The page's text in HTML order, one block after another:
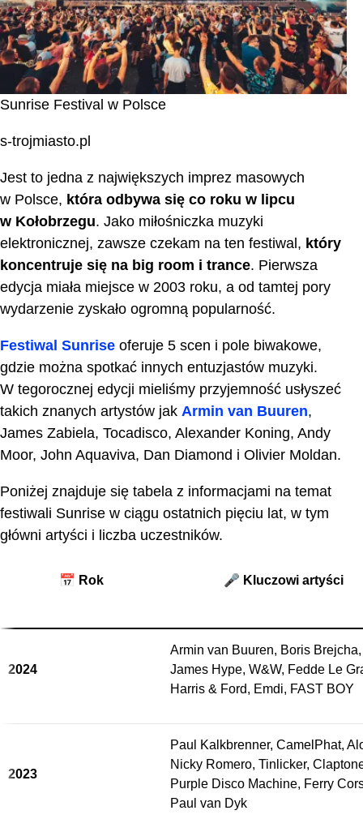
Sunrise Festival w Polsce
s-trojmiasto.pl
Jest to jedna z największych imprez masowych
w Polsce, która odbywa się co roku w lipcu
w Kołobrzegu. Jako miłośniczka muzyki
elektronicznej, zawsze czekam na ten festiwal, który
koncentruje się na big room i trance. Pierwsza
edycja miała miejsce w 2003 roku, a od tamtej pory
wydarzenie zyskało ogromną popularność.
Festiwal Sunrise oferuje 5 scen i pole biwakowe,
gdzie można spotkać innych entuzjastów muzyki.
W tegorocznej edycji mieliśmy przyjemność usłyszeć
takich znanych artystów jak Armin van Buuren,
James Zabiela, Tocadisco, Alexander Koning, Andy
Moor, John Aquaviva, Dan Diamond i Olivier Moldan.
Poniżej znajduje się tabela z informacjami na temat
festiwali Sunrise w ciągu ostatnich pięciu lat, w tym
główni artyści i liczba uczestników.
📅 Rok 🎤 Kluczowi artyści
2024
Armin van Buuren, Boris Brejcha,
James Hype, W&W, Fedde Le
Harris & Ford, Emdi, FAST BOY
2023
Paul Kalkbrenner, CamelPhat,
Nicky Romero, Tinlicker,
Purple Disco Machine, Ferry
Paul van Dyk